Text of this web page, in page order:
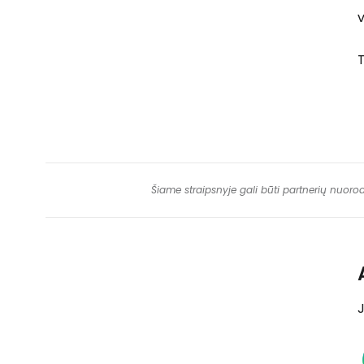
Šiame straipsnyje gali būti partnerių